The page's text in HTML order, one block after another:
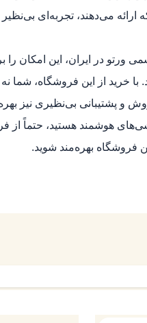
ارائه می‌دهند، تجربه‌ای
ورتو در ایران، این امکان
خرید از این فروشگاه، شما
پشتیبانی بی‌نظیری نیز
هوشمند هستید، حتماً از
بهره‌مند شوید.